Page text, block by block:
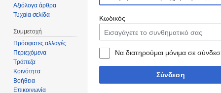
Κωδικός
Να διατηρούμαι μόνιμα σε
Σύνδεση
Αξιόλογα άρθρα
Τυχαία σελίδα
Συμμετοχή
Πρόσφατες αλλαγές
Περιεχόμενα
Τράπεζα
Κοινότητα
Βοήθεια
Επικοινωνία